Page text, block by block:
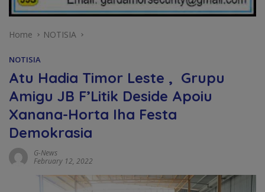
Home NOTISIA
NOTISIA
Atu Hadia Timor Leste , Grupu
Amigu JB F’Litik Deside Apoiu
Xanana-Horta Iha Festa
Demokrasia
G-News
February 12, 2022